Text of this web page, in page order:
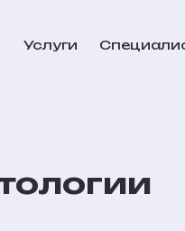
Услуги